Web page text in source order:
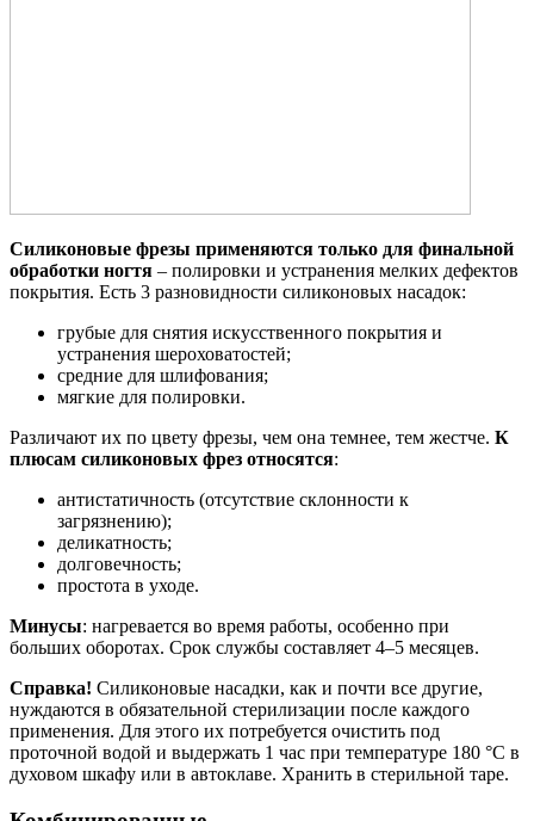
Силиконовые фрезы применяются только для финальной
обработки ногтя – полировки и устранения мелких дефектов
покрытия. Есть 3 разновидности силиконовых насадок:
грубые для снятия искусственного покрытия и
устранения шероховатостей;
средние для шлифования;
мягкие для полировки.
Различают их по цвету фрезы, чем она темнее, тем жестче. К
плюсам силиконовых фрез относятся:
антистатичность (отсутствие склонности к
загрязнению);
деликатность;
долговечность;
простота в уходе.
Минусы: нагревается во время работы, особенно при
больших оборотах. Срок службы составляет 4–5 месяцев.
Справка! Силиконовые насадки, как и почти все другие,
нуждаются в обязательной стерилизации после каждого
применения. Для этого их потребуется очистить под
проточной водой и выдержать 1 час при температуре 180 °С в
духовом шкафу или в автоклаве. Хранить в стерильной таре.